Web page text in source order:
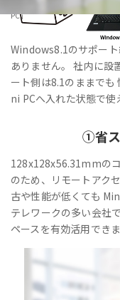
製品・サービス 法人
PC」
Windows8.1のサポー
ありません。 社内に設
ート側は8.1のままでも
ni PCへ入れた状態で使
①省
128x128x56.31mmの
のため、リモートアク
古や性能が低くても
テレワークの多い会社
ペースを有効活用できま